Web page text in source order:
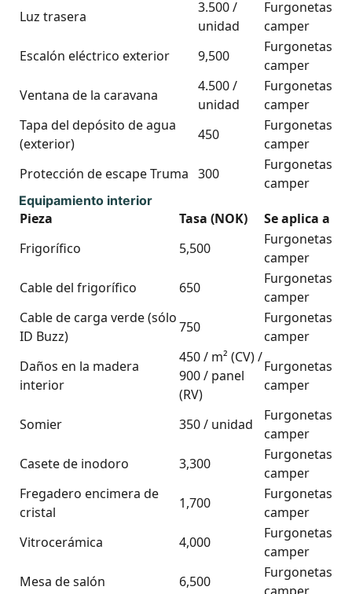
Luz trasera
3.500 /
unidad
Furgonetas
camper
Escalón eléctrico exterior
9,500
Furgonetas
camper
Ventana de la caravana
4.500 /
unidad
Furgonetas
camper
Tapa del depósito de agua
(exterior)
450
Furgonetas
camper
Protección de escape Truma 300
Furgonetas
camper
Equipamiento interior
Pieza Tasa (NOK)
Se aplica a
Frigorífico
5,500
Furgonetas
camper
Cable del frigorífico
650
Furgonetas
camper
Cable de carga verde (sólo
ID Buzz)
750
Furgonetas
camper
Daños en la madera
interior
450 / m² (CV) /
900 / panel
(RV)
Furgonetas
camper
Somier 350 / unidad
Furgonetas
camper
Casete de inodoro
3,300
Furgonetas
camper
Fregadero encimera de
cristal
1,700
Furgonetas
camper
Vitrocerámica
4,000
Furgonetas
camper
Mesa de salón
6,500
Furgonetas